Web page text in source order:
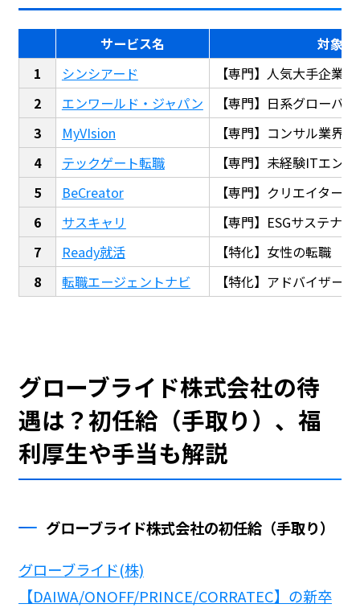
サービス名
対象
シンシアード
【専門】人気大手企業
エンワールド・ジャパン
【専門】日系グローバ
MyVIsion
【専門】コンサル業界
テックゲート転職
【専門】未経験ITエン
BeCreator
【専門】クリエイター
サスキャリ
【専門】ESGサステナ
Ready就活
【特化】女性の転職
転職エージェントナビ
【特化】アドバイザー
グローブライド株式会社の待
遇は？初任給（手取り）、福
利厚生や手当も解説
グローブライド株式会社の初任給（手取り）
グローブライド(株)
【DAIWA/ONOFF/PRINCE/CORRATEC】の新卒